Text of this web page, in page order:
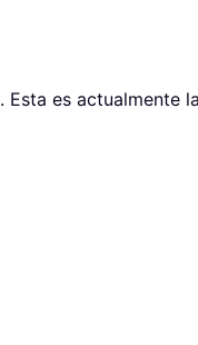
. Esta es actualmente la